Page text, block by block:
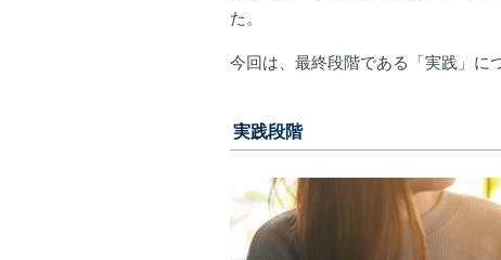
た。
今回は、最終段階である「実践」に
実践段階